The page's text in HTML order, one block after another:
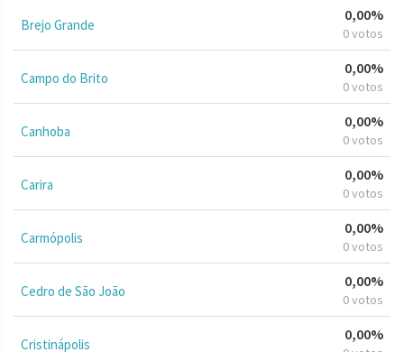
Brejo Grande
0,00%
0 votos
Campo do Brito
0,00%
0 votos
Canhoba
0,00%
0 votos
Carira
0,00%
0 votos
Carmópolis
0,00%
0 votos
Cedro de São João
0,00%
0 votos
Cristinápolis
0,00%